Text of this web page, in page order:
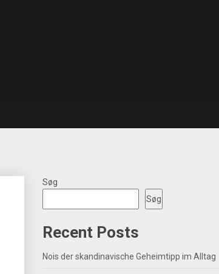
Søg
Søg
Recent Posts
Nois der skandinavische Geheimtipp im Alltag